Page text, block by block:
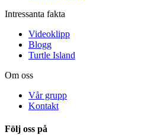
Intressanta fakta
Videoklipp
Blogg
Turtle Island
Om oss
Vår grupp
Kontakt
Följ oss på